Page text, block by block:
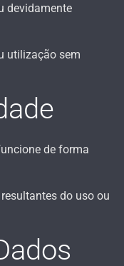
devidamente
utilização sem
de forma
do uso ou